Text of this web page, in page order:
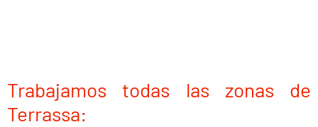
Trabajamos todas las zonas de
Terrassa: